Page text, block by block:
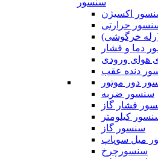
سنسور
اکسیژن
حرارتی
خرگوشی)
دما و فشار
هوای ورودی
دنده عقب
دور موتور
سنسور ضربه
فشار گاز
کیلومتر
سنسور گاز
میل سوپاپ
سنسورچرخ